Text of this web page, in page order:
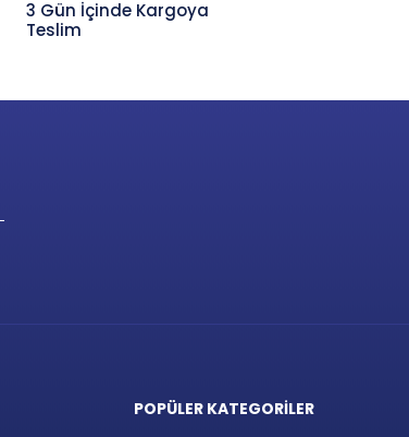
3 Gün İçinde Kargoya
Teslim
POPÜLER KATEGORİLER